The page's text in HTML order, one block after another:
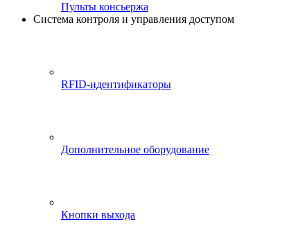
Пульты консьержа
Система контроля и управления доступом
RFID-идентификаторы
Дополнительное оборудование
Кнопки выхода